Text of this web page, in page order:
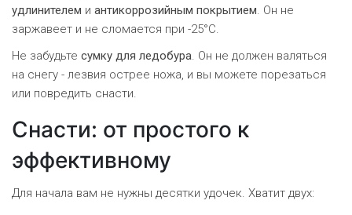
удлинителем и антикоррозийным покрытием. Он не
заржавеет и не сломается при -25°C.
Не забудьте сумку для ледобура. Он не должен валяться
на снегу - лезвия острее ножа, и вы можете порезаться
или повредить снасти.
Снасти: от простого к
эффективному
Для начала вам не нужны десятки удочек. Хватит двух: